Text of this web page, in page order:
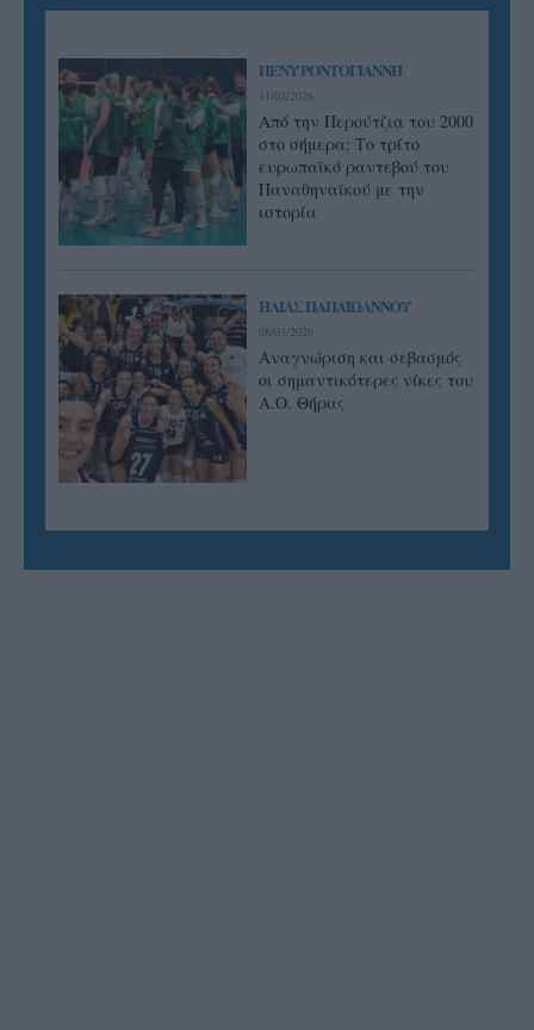
ΠΕΝΥ ΡΟΝΤΟΓΙΑΝΝΗ
11/03/2026
Από την Περούτζια του 2000
στο σήμερα: Tο τρίτο
ευρωπαϊκό ραντεβού του
Παναθηναϊκού με την
ιστορία
ΗΛΙΑΣ ΠΑΠΑΪΩΑΝΝΟΥ
08/03/2026
Αναγνώριση και σεβασμός
οι σημαντικότερες νίκες του
Α.Ο. Θήρας